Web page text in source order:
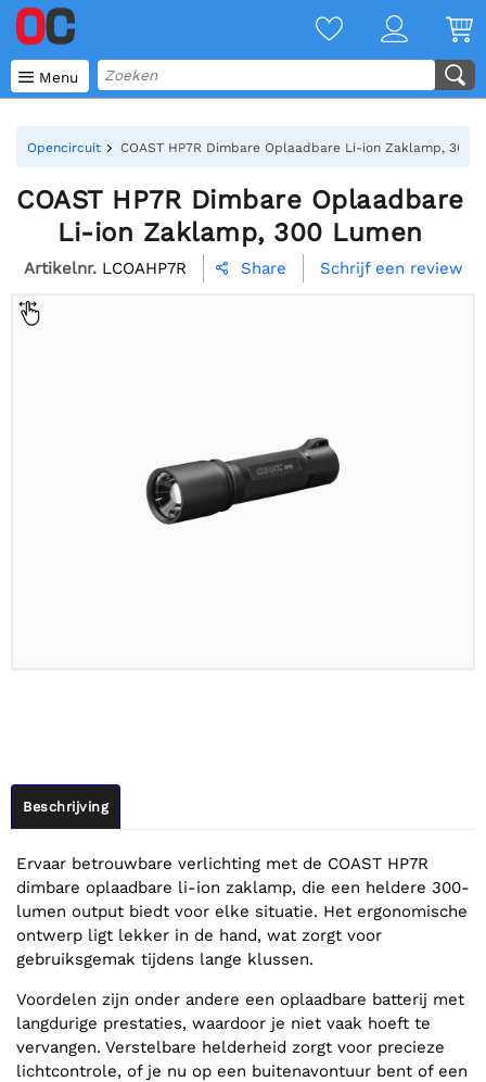
 Menu
Opencircuit COAST HP7R Dimbare Oplaadbare Li-ion Zaklamp, 300
COAST HP7R Dimbare Oplaadbare
Li-ion Zaklamp, 300 Lumen
Artikelnr. LCOAHP7R  Share Schrijf een review
Beschrijving
Ervaar betrouwbare verlichting met de COAST HP7R
dimbare oplaadbare li-ion zaklamp, die een heldere 300-
lumen output biedt voor elke situatie. Het ergonomische
ontwerp ligt lekker in de hand, wat zorgt voor
gebruiksgemak tijdens lange klussen.
Voordelen zijn onder andere een oplaadbare batterij met
langdurige prestaties, waardoor je niet vaak hoeft te
vervangen. Verstelbare helderheid zorgt voor precieze
lichtcontrole, of je nu op een buitenavontuur bent of een